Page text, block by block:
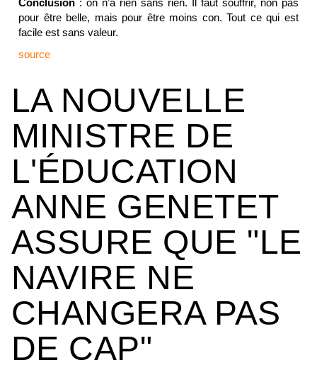
Conclusion : on n’a rien sans rien. Il faut souffrir, non pas
pour être belle, mais pour être moins con. Tout ce qui est
facile est sans valeur.
source
LA NOUVELLE
MINISTRE DE
L'ÉDUCATION
ANNE GENETET
ASSURE QUE "LE
NAVIRE NE
CHANGERA PAS
DE CAP"